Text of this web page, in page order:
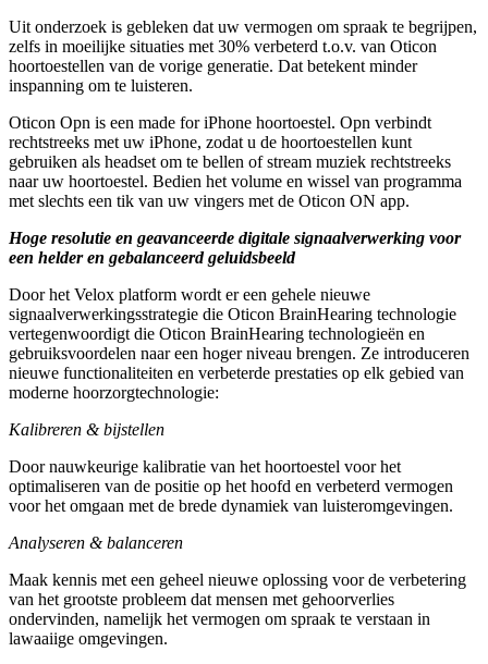
Uit onderzoek is gebleken dat uw vermogen om spraak te begrijpen,
zelfs in moeilijke situaties met 30% verbeterd t.o.v. van Oticon
hoortoestellen van de vorige generatie. Dat betekent minder
inspanning om te luisteren.
Oticon Opn is een made for iPhone hoortoestel. Opn verbindt
rechtstreeks met uw iPhone, zodat u de hoortoestellen kunt
gebruiken als headset om te bellen of stream muziek rechtstreeks
naar uw hoortoestel. Bedien het volume en wissel van programma
met slechts een tik van uw vingers met de Oticon ON app.
Hoge resolutie en geavanceerde digitale signaalverwerking voor
een helder en gebalanceerd geluidsbeeld
Door het Velox platform wordt er een gehele nieuwe
signaalverwerkingsstrategie die Oticon BrainHearing technologie
vertegenwoordigt die Oticon BrainHearing technologieën en
gebruiksvoordelen naar een hoger niveau brengen. Ze introduceren
nieuwe functionaliteiten en verbeterde prestaties op elk gebied van
moderne hoorzorgtechnologie:
Kalibreren & bijstellen
Door nauwkeurige kalibratie van het hoortoestel voor het
optimaliseren van de positie op het hoofd en verbeterd vermogen
voor het omgaan met de brede dynamiek van luisteromgevingen.
Analyseren & balanceren
Maak kennis met een geheel nieuwe oplossing voor de verbetering
van het grootste probleem dat mensen met gehoorverlies
ondervinden, namelijk het vermogen om spraak te verstaan in
lawaaiige omgevingen.